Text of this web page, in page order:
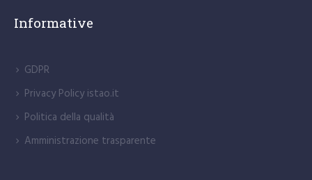
Informative
GDPR
Privacy Policy istao.it
Politica della qualità
Amministrazione trasparente